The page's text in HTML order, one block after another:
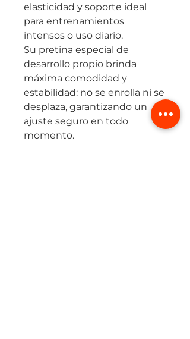
elasticidad y soporte ideal
para entrenamientos
intensos o uso diario.
Su pretina especial de
desarrollo propio brinda
máxima comodidad y
estabilidad: no se enrolla ni se
desplaza, garantizando un
ajuste seguro en todo
momento.